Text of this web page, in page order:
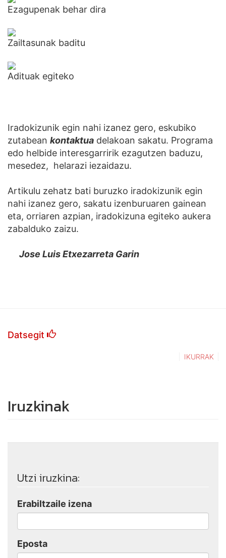
Ezagupenak behar dira
Zailtasunak baditu
Adituak egiteko
Iradokizunik egin nahi izanez gero, eskubiko
zutabean kontaktua delakoan sakatu. Programa
edo helbide interesgarririk ezagutzen baduzu,
mesedez, helarazi iezaidazu.
Artikulu zehatz bati buruzko iradokizunik egin
nahi izanez gero, sakatu izenburuaren gainean
eta, orriaren azpian, iradokizuna egiteko aukera
zabalduko zaizu.
Jose Luis Etxezarreta Garin
Datsegit
IKURRAK
Iruzkinak
Utzi iruzkina:
Erabiltzaile izena
Eposta